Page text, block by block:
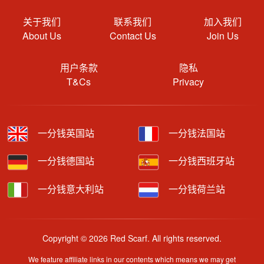
关于我们
About Us
联系我们
Contact Us
加入我们
Join Us
用户条款
T&Cs
隐私
Privacy
一分钱英国站 一分钱法国站
一分钱德国站 一分钱西班牙站
一分钱意大利站 一分钱荷兰站
Copyright © 2026 Red Scarf. All rights reserved.
We feature affiliate links in our contents which means we may get